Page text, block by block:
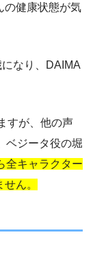
の健康状態が気
なり、DAIMA
すが、他の声
ベジータ役の堀
全キャラクター
ん。